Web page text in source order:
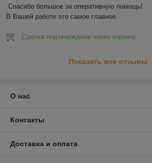
Спасибо большое за оперативную помощь!
В Вашей работе это самое главное.
Сделка подтверждена через корзину
Показать все отзывы
О нас
Контакты
Доставка и оплата